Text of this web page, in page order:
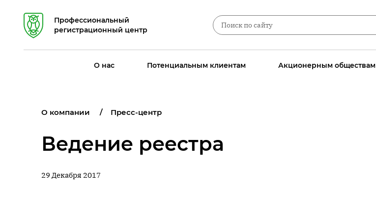
Профессиональный
регистрационный центр
О нас Потенциальным клиентам Акционерным обществам
О компании Пресс-центр
Ведение реестра
29 Декабря 2017